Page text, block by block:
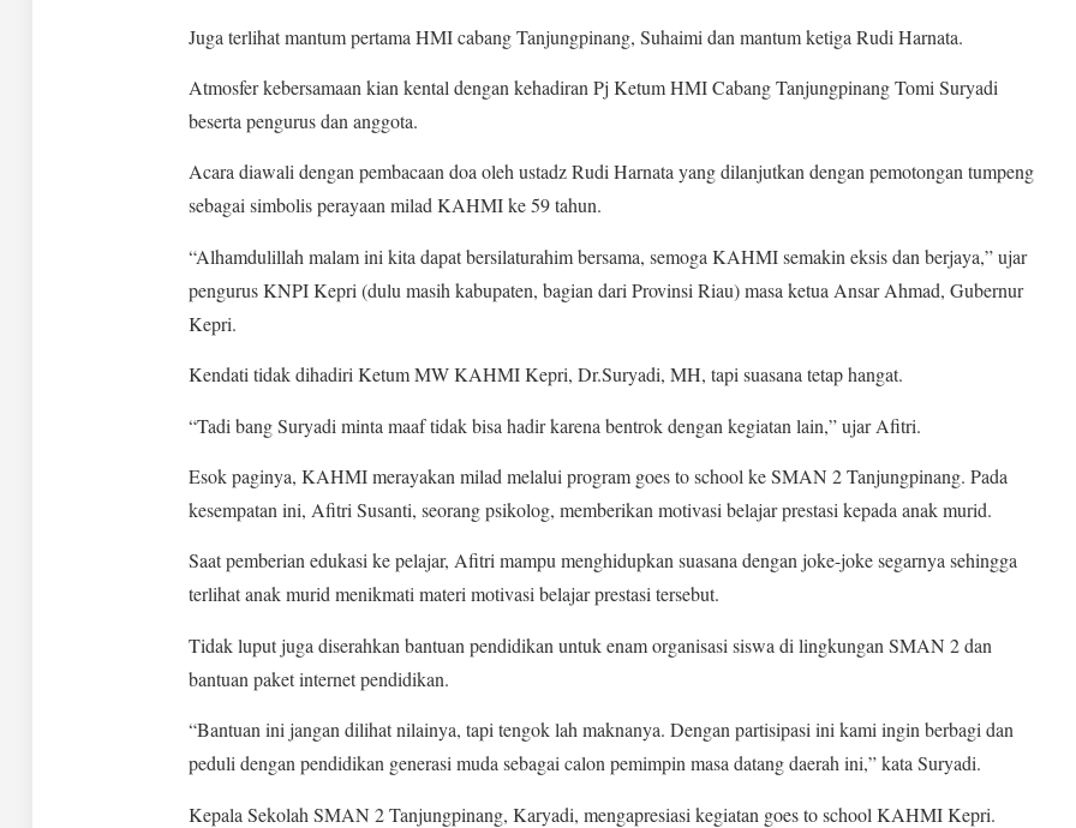
Juga terlihat mantum pertama HMI cabang Tanjungpinang, Suhaimi dan mantum ketiga Rudi Harnata.
Atmosfer kebersamaan kian kental dengan kehadiran Pj Ketum HMI Cabang Tanjungpinang Tomi Suryadi
beserta pengurus dan anggota.
Acara diawali dengan pembacaan doa oleh ustadz Rudi Harnata yang dilanjutkan dengan pemotongan tumpeng
sebagai simbolis perayaan milad KAHMI ke 59 tahun.
“Alhamdulillah malam ini kita dapat bersilaturahim bersama, semoga KAHMI semakin eksis dan berjaya,” ujar
pengurus KNPI Kepri (dulu masih kabupaten, bagian dari Provinsi Riau) masa ketua Ansar Ahmad, Gubernur
Kepri.
Kendati tidak dihadiri Ketum MW KAHMI Kepri, Dr.Suryadi, MH, tapi suasana tetap hangat.
“Tadi bang Suryadi minta maaf tidak bisa hadir karena bentrok dengan kegiatan lain,” ujar Afitri.
Esok paginya, KAHMI merayakan milad melalui program goes to school ke SMAN 2 Tanjungpinang. Pada
kesempatan ini, Afitri Susanti, seorang psikolog, memberikan motivasi belajar prestasi kepada anak murid.
Saat pemberian edukasi ke pelajar, Afitri mampu menghidupkan suasana dengan joke-joke segarnya sehingga
terlihat anak murid menikmati materi motivasi belajar prestasi tersebut.
Tidak luput juga diserahkan bantuan pendidikan untuk enam organisasi siswa di lingkungan SMAN 2 dan
bantuan paket internet pendidikan.
“Bantuan ini jangan dilihat nilainya, tapi tengok lah maknanya. Dengan partisipasi ini kami ingin berbagi dan
peduli dengan pendidikan generasi muda sebagai calon pemimpin masa datang daerah ini,” kata Suryadi.
Kepala Sekolah SMAN 2 Tanjungpinang, Karyadi, mengapresiasi kegiatan goes to school KAHMI Kepri.